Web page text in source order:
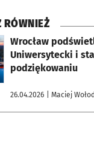
RÓWNIEŻ
Wrocław
Uniwersytecki i
podziękowaniu
26.04.2026 | Maciej